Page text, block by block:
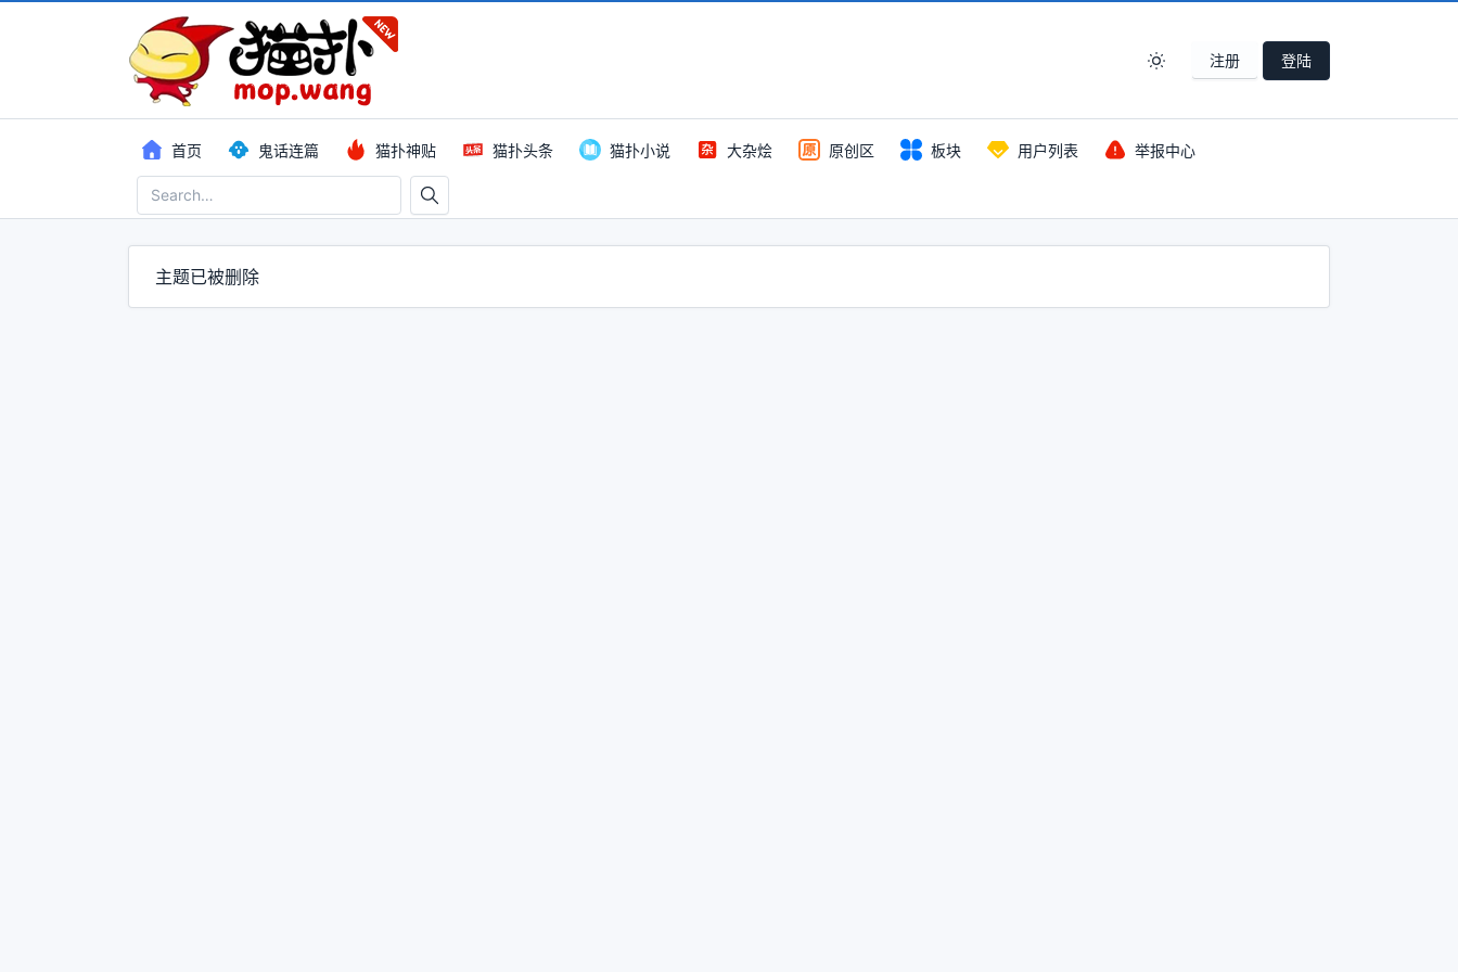
注册 登陆
首页 鬼话连篇 猫扑神贴 猫扑头条 猫扑小说 大杂烩 原创区 板块 用户列表 举报中心
主题已被删除